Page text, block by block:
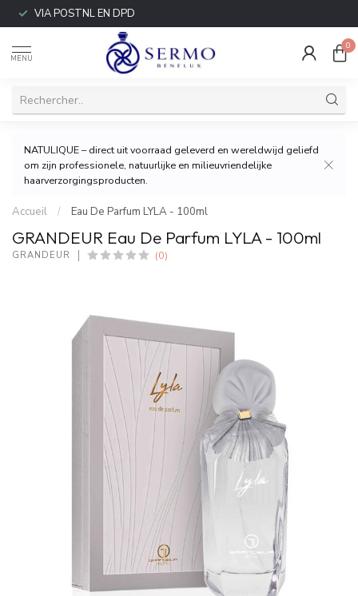
VIA POSTNL EN DPD
MENU
0
NATULIQUE – direct uit voorraad geleverd en wereldwijd geliefd
om zijn professionele, natuurlijke en milieuvriendelijke
haarverzorgingsproducten.
Accueil / Eau De Parfum LYLA - 100ml
GRANDEUR Eau De Parfum LYLA - 100ml
GRANDEUR (0)